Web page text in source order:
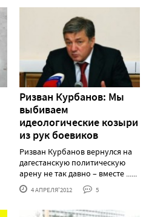
Ризван Курбанов: Мы
выбиваем
идеологические козыри
из рук боевиков
Ризван Курбанов вернулся на
дагестанскую политическую
арену не так давно – вместе ......
4 АПРЕЛЯ'2012 5